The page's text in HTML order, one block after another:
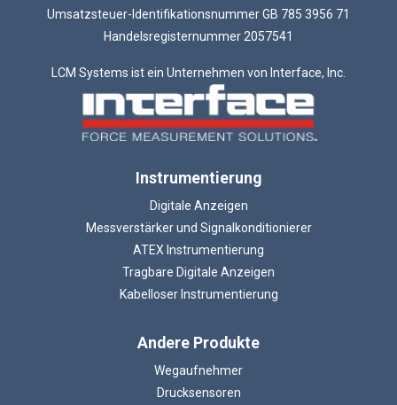
Umsatzsteuer-Identifikationsnummer GB 785 3956 71
Handelsregisternummer 2057541
LCM Systems ist ein Unternehmen von Interface, Inc.
Instrumentierung
Digitale Anzeigen
Messverstärker und Signalkonditionierer
ATEX Instrumentierung
Tragbare Digitale Anzeigen
Kabelloser Instrumentierung
Andere Produkte
Wegaufnehmer
Drucksensoren